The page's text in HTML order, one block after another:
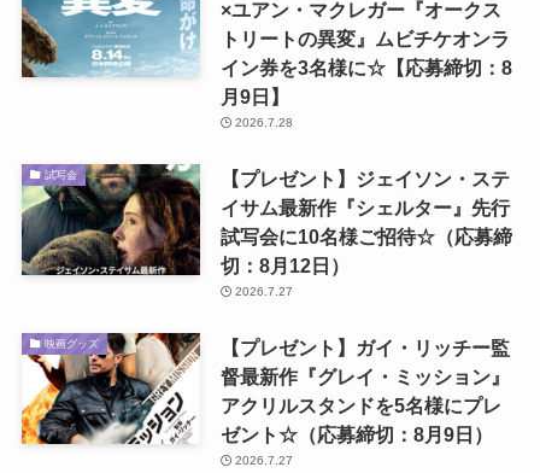
×ユアン・マクレガー『オークス
トリートの異変』ムビチケオンラ
イン券を3名様に☆【応募締切：8
月9日】
2026.7.28
試写会
【プレゼント】ジェイソン・ステ
イサム最新作『シェルター』先行
試写会に10名様ご招待☆（応募締
切：8月12日）
2026.7.27
映画グッズ
【プレゼント】ガイ・リッチー監
督最新作『グレイ・ミッション』
アクリルスタンドを5名様にプレ
ゼント☆（応募締切：8月9日）
2026.7.27